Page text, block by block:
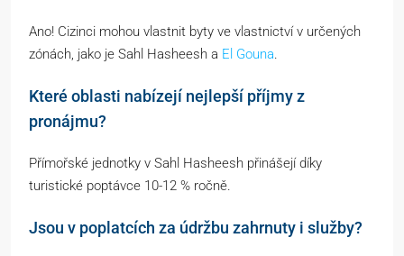
Ano! Cizinci mohou vlastnit byty ve vlastnictví v určených
zónách, jako je Sahl Hasheesh a El Gouna
Které oblasti nabízejí nejlepší příjmy z
pronájmu?
Přímořské jednotky v Sahl Hasheesh přinášejí díky
turistické poptávce 10-12 % ročně.
Jsou v poplatcích za údržbu zahrnuty i služby?